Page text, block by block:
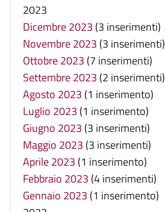
2023
Dicembre 2023 (3 inserimenti)
Novembre 2023 (3 inserimenti)
Ottobre 2023 (7 inserimenti)
Settembre 2023 (2 inserimenti)
Agosto 2023 (1 inserimento)
Luglio 2023 (1 inserimento)
Giugno 2023 (3 inserimenti)
Maggio 2023 (3 inserimenti)
Aprile 2023 (1 inserimento)
Febbraio 2023 (4 inserimenti)
Gennaio 2023 (1 inserimento)